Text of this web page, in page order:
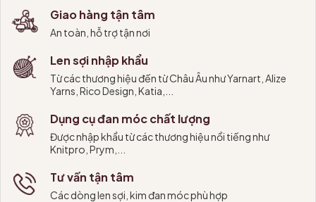
Giao hàng tận tâm
An toàn, hỗ trợ tận nơi
Len sợi nhập khẩu
Từ các thương hiệu đến từ Châu Âu như Yarnart, Alize
Yarns, Rico Design, Katia,...
Dụng cụ đan móc chất lượng
Được nhập khẩu từ các thương hiệu nổi tiếng như
Knitpro, Prym,...
Tư vấn tận tâm
Các dòng len sợi, kim đan móc phù hợp